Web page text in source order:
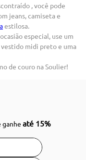
, você pode
jeans, camiseta e
estilosa.
especial, use um
midi preto e uma
de couro na Soulier!
ganheaté 15%